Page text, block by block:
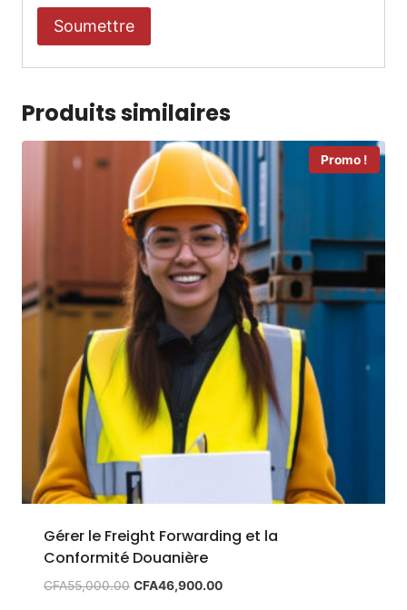
Produits similaires
Promo !
Gérer le Freight Forwarding et la
Conformité Douanière
CFA55,000.00 Le
CFA46,900.00Le